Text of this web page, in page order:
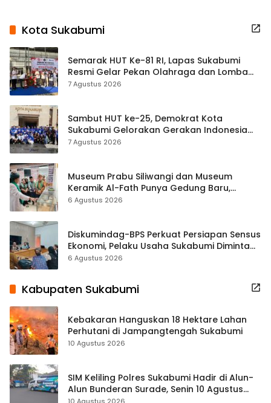
Kota Sukabumi
Semarak HUT Ke-81 RI, Lapas Sukabumi
Resmi Gelar Pekan Olahraga dan Lomba
Tradisional
7 Agustus 2026
Sambut HUT ke-25, Demokrat Kota
Sukabumi Gelorakan Gerakan Indonesia
ASRI Lewat Aksi Bersih Masjid Agung
7 Agustus 2026
Museum Prabu Siliwangi dan Museum
Keramik Al-Fath Punya Gedung Baru,
Hampir 500 Koleksi Dipisahkan
6 Agustus 2026
Diskumindag-BPS Perkuat Persiapan Sensus
Ekonomi, Pelaku Usaha Sukabumi Diminta
Terbuka Beri Data
6 Agustus 2026
Kabupaten Sukabumi
Kebakaran Hanguskan 18 Hektare Lahan
Perhutani di Jampangtengah Sukabumi
10 Agustus 2026
SIM Keliling Polres Sukabumi Hadir di Alun-
Alun Bunderan Surade, Senin 10 Agustus
2026
10 Agustus 2026